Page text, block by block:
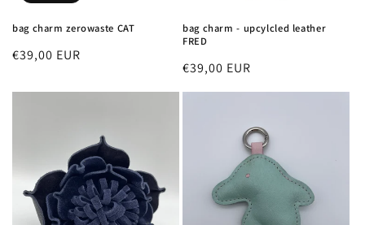
bag charm zerowaste CAT
Regular
€39,00 EUR
bag charm - upcylcled leather
FRED
Regular
€39,00 EUR